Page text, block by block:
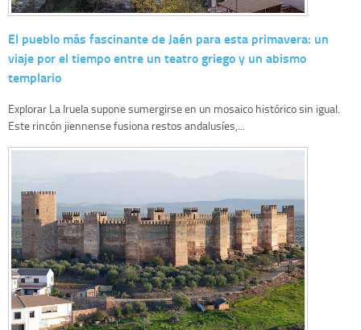
El pueblo más fascinante de Jaén para esta primavera: un
viaje por el tiempo entre un teatro griego y un abismo
templario
Explorar La Iruela supone sumergirse en un mosaico histórico sin igual.
Este rincón jiennense fusiona restos andalusíes,...